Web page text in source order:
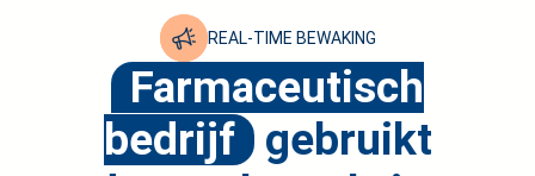
REAL-TIME BEWAKING
Farmaceutisch
bedrijf gebruikt